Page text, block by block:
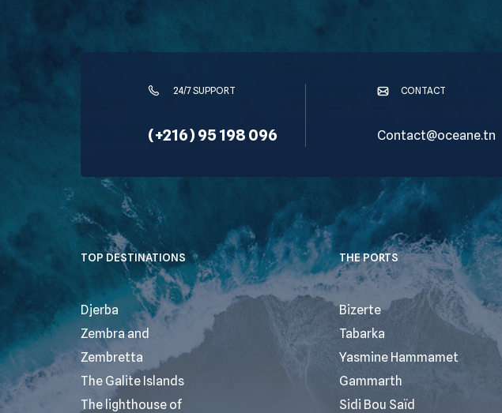
24/7 SUPPORT
(+216) 95 198 096
CONTACT
Contact@oceane.tn
TOP DESTINATIONS
Djerba
Zembra and
Zembretta
The Galite Islands
The lighthouse of
THE PORTS
Bizerte
Tabarka
Yasmine Hammamet
Gammarth
Sidi Bou Saïd